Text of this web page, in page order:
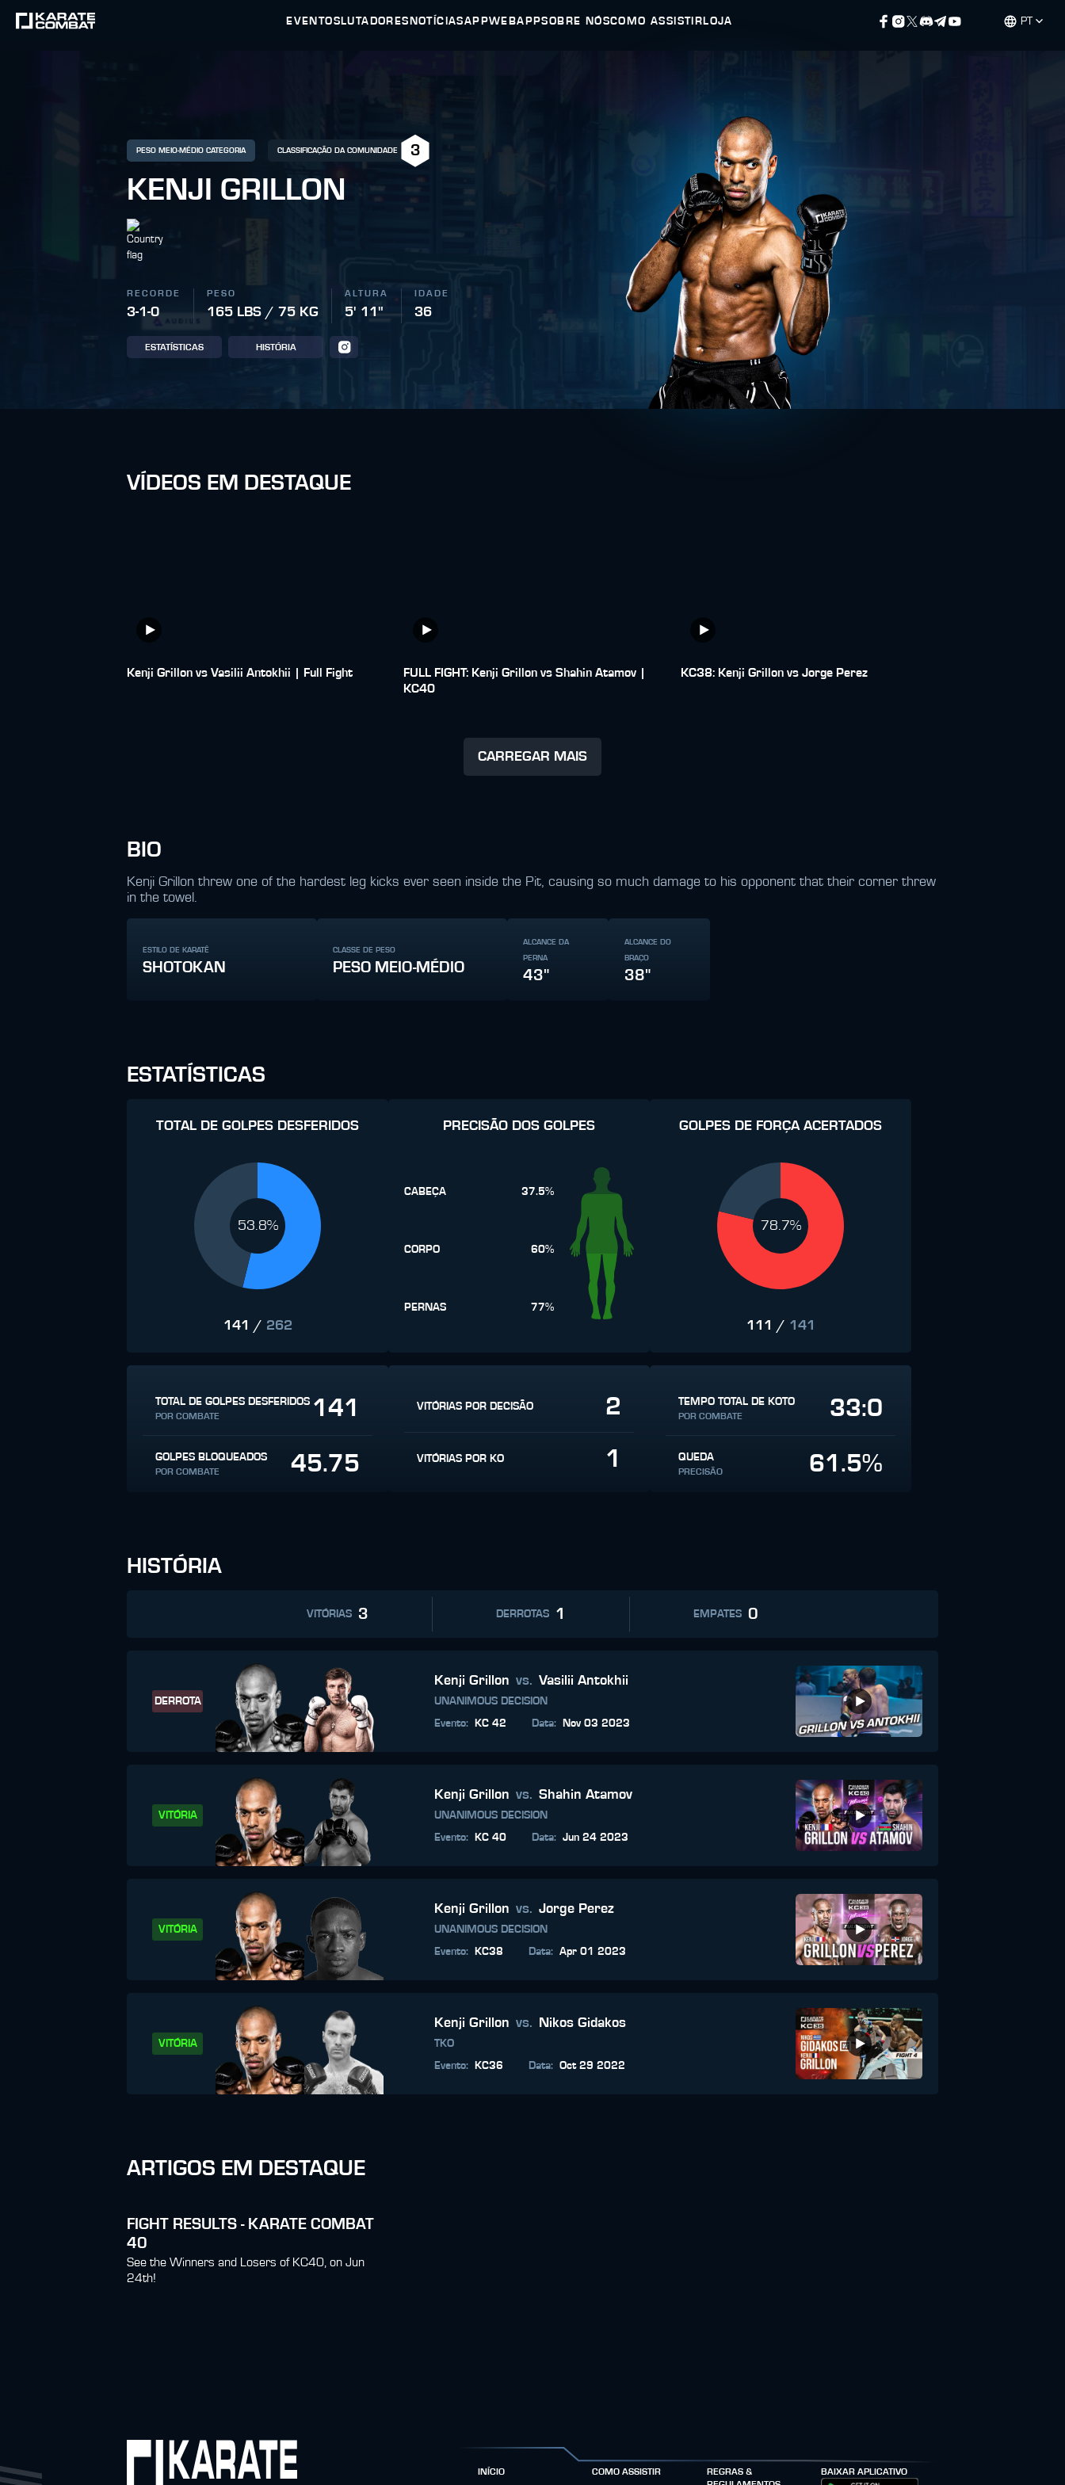
PT
EVENTOS LUTADORES NOTÍCIASAPPWEBAPPSOBRE NÓSCOMO ASSISTIR LOJA
PESO MEIO-MÉDIO CATEGORIA CLASSIFICAÇÃO DA COMUNIDADE 3
KENJI GRILLON
RECORDE
3-1-0
PESO
165 LBS / 75 KG
ALTURA
5' 11"
IDADE
36
ESTATÍSTICAS HISTÓRIA
VÍDEOS EM DESTAQUE
Kenji Grillon vs Vasilii Antokhii | Full Fight
FULL FIGHT: Kenji Grillon vs Shahin Atamov |
KC40
KC38: Kenji Grillon vs Jorge Perez
CARREGAR MAIS
BIO
Kenji Grillon threw one of the hardest leg kicks ever seen inside the Pit, causing so much damage to his opponent that their corner threw
in the towel.
ESTILO DE KARATÊ
SHOTOKAN
CLASSE DE PESO
PESO MEIO-MÉDIO
ALCANCE DA
PERNA
43"
ALCANCE DO
BRAÇO
38"
ESTATÍSTICAS
TOTAL DE GOLPES DESFERIDOS
53.8%
141 / 262
PRECISÃO DOS GOLPES
CABEÇA 37.5%
CORPO 60%
PERNAS 77%
GOLPES DE FORÇA ACERTADOS
78.7%
111 / 141
TOTAL DE GOLPES DESFERIDOS
POR COMBATE 141
GOLPES BLOQUEADOS
POR COMBATE 45.75
VITÓRIAS POR DECISÃO 2
VITÓRIAS POR KO 1
TEMPO TOTAL DE KOTO
POR COMBATE 33:0
QUEDA
PRECISÃO 61.5%
HISTÓRIA
VITÓRIAS 3 DERROTAS 1 EMPATES 0
DERROTA
Kenji Grillon vs. Vasilii Antokhii
UNANIMOUS DECISION
Evento: KC 42 Data: Nov 03 2023
VITÓRIA
Kenji Grillon vs. Shahin Atamov
UNANIMOUS DECISION
Evento: KC 40 Data: Jun 24 2023
VITÓRIA
Kenji Grillon vs. Jorge Perez
UNANIMOUS DECISION
Evento: KC38 Data: Apr 01 2023
VITÓRIA
Kenji Grillon vs. Nikos Gidakos
TKO
Evento: KC36 Data: Oct 29 2022
ARTIGOS EM DESTAQUE
FIGHT RESULTS - KARATE COMBAT
40
See the Winners and Losers of KC40, on Jun
24th!
INÍCIO COMO ASSISTIR
REGRAS &
BAIXAR APLICATIVO